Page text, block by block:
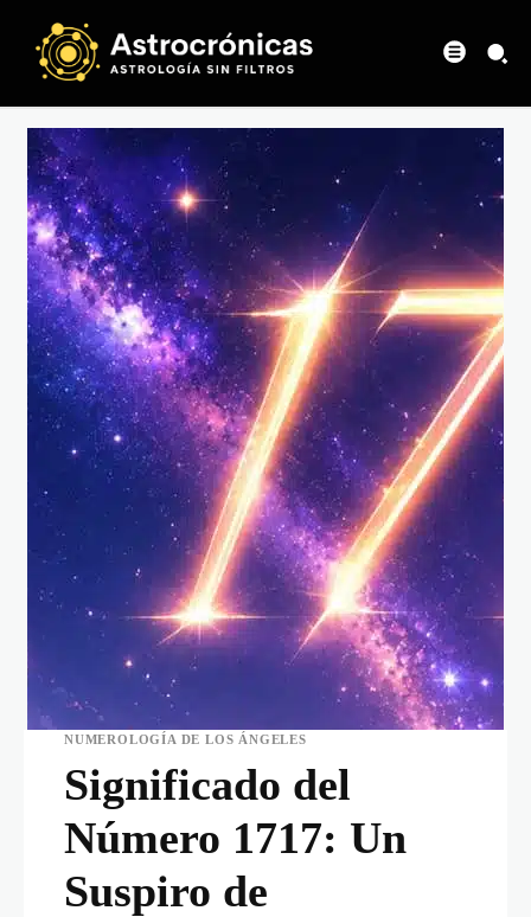
NUMEROLOGÍA DE LOS ÁNGELES
Significado del
Número 1717: Un
Suspiro de